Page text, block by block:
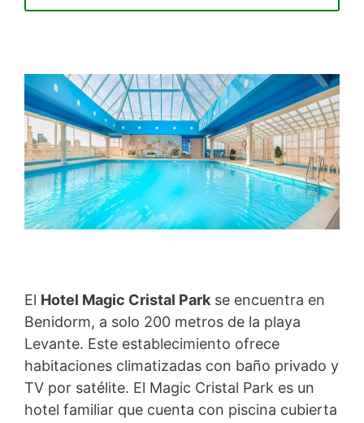
El Hotel Magic Cristal Park se encuentra en
Benidorm, a solo 200 metros de la playa
Levante. Este establecimiento ofrece
habitaciones climatizadas con baño privado y
TV por satélite. El Magic Cristal Park es un
hotel familiar que cuenta con piscina cubierta